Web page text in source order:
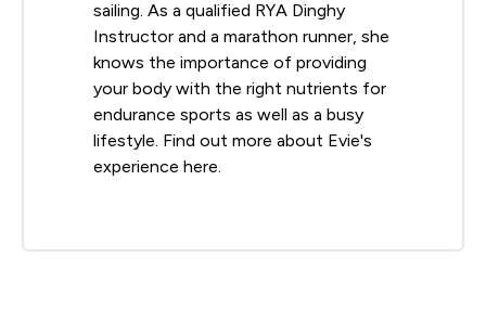
sailing. As a qualified RYA Dinghy
Instructor and a marathon runner, she
knows the importance of providing
your body with the right nutrients for
endurance sports as well as a busy
lifestyle. Find out more about Evie's
experience here.